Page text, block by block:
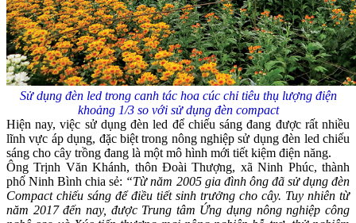
Sử dụng đèn led trong canh tác hoa cúc chỉ tiêu thụ lượng điện
khoảng 1/3 so với sử dụng đèn compact
Hiện nay, việc sử dụng đèn led để chiếu sáng đang được rất nhiều
lĩnh vực áp dụng, đặc biệt trong nông nghiệp sử dụng đèn led chiếu
sáng cho cây trồng đang là một mô hình mới tiết kiệm điện năng.
Ông Trịnh Văn Khánh, thôn Đoài Thượng, xã Ninh Phúc, thành
phố Ninh Bình chia sẻ: “Từ năm 2005 gia đình ông đã sử dụng đèn
Compact chiếu sáng để điều tiết sinh trưởng cho cây. Tuy nhiên từ
năm 2017 đến nay, được Trung tâm Ứng dụng nông nghiệp công